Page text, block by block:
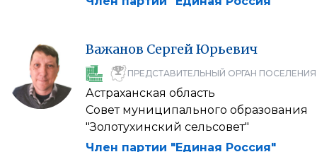
Важанов СергейЮрьевич
ПРЕДСТАВИТЕЛЬНЫЙ ОРГАН ПОСЕЛЕНИЯ
Астраханская область
Совет муниципального образования
"Золотухинский сельсовет"
Член партии "Единая Россия"